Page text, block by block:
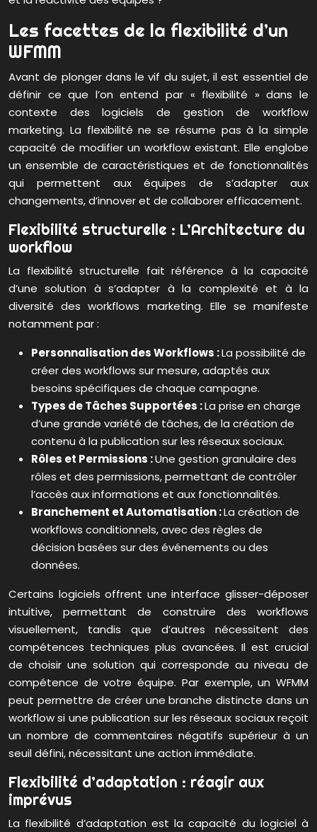
Les facettes de la flexibilité d’un
WFMM
Avant de plonger dans le vif du sujet, il est essentiel de
définir ce que l’on entend par « flexibilité » dans le
contexte des logiciels de gestion de workflow
marketing. La flexibilité ne se résume pas à la simple
capacité de modifier un workflow existant. Elle englobe
un ensemble de caractéristiques et de fonctionnalités
qui permettent aux équipes de s’adapter aux
changements, d’innover et de collaborer efficacement.
Flexibilité structurelle : L’Architecture du
workflow
La flexibilité structurelle fait référence à la capacité
d’une solution à s’adapter à la complexité et à la
diversité des workflows marketing. Elle se manifeste
notamment par :
Personnalisation des Workflows :La possibilité de
créer des workflows sur mesure, adaptés aux
besoins spécifiques de chaque campagne.
Types de Tâches Supportées :La prise en charge
d’une grande variété de tâches, de la création de
contenu à la publication sur les réseaux sociaux.
Rôles et Permissions :Une gestion granulaire des
rôles et des permissions, permettant de contrôler
l’accès aux informations et aux fonctionnalités.
Branchement et Automatisation :La création de
workflows conditionnels, avec des règles de
décision basées sur des événements ou des
données.
Certains logiciels offrent une interface glisser-déposer
intuitive, permettant de construire des workflows
visuellement, tandis que d’autres nécessitent des
compétences techniques plus avancées. Il est crucial
de choisir une solution qui corresponde au niveau de
compétence de votre équipe. Par exemple, un WFMM
peut permettre de créer une branche distincte dans un
workflow si une publication sur les réseaux sociaux reçoit
un nombre de commentaires négatifs supérieur à un
seuil défini, nécessitant une action immédiate.
Flexibilité d’adaptation : réagir aux
imprévus
La flexibilité d’adaptation est la capacité du logiciel à